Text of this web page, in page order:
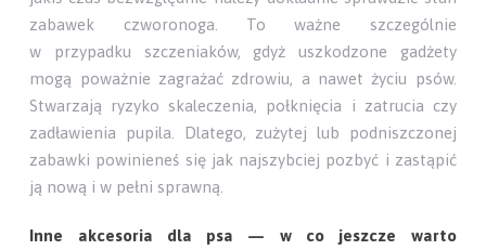
zabawek czworonoga. To ważne szczególnie
w przypadku szczeniaków, gdyż uszkodzone gadżety
mogą poważnie zagrażać zdrowiu, a nawet życiu psów.
Stwarzają ryzyko skaleczenia, połknięcia i zatrucia czy
zadławienia pupila. Dlatego, zużytej lub podniszczonej
zabawki powinieneś się jak najszybciej pozbyć i zastąpić
ją nową i w pełni sprawną.
Inne akcesoria dla psa — w co jeszcze warto